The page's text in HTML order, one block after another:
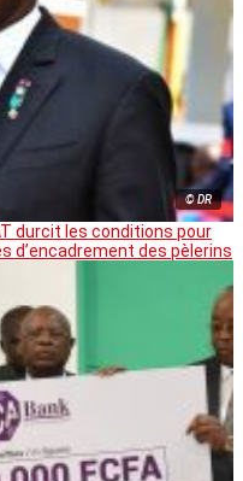
© DR
durcit les conditions pour
d’encadrement des pèlerins